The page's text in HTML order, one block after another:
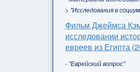
> "Исследования в
Фильм Джеймса
исследовании
евреев из Египта
- "Еврейский вопрос"